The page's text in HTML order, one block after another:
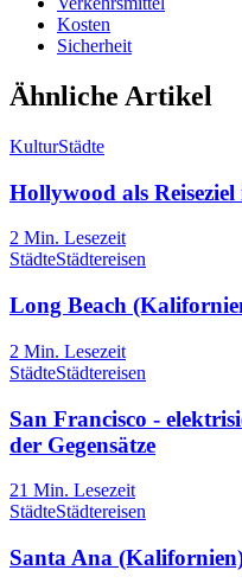
Kosten
Sicherheit
Ähnliche Artikel
KulturStädte
Hollywood als
2 Min. Lesezeit
StädteStädtereisen
Long Beach
2 Min. Lesezeit
StädteStädtereisen
San Francisco -
der Gegensätze
21 Min. Lesezeit
StädteStädtereisen
Santa Ana (Kalifornien)